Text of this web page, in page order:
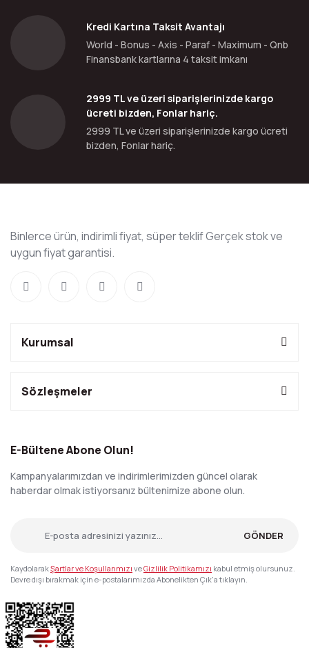
Kredi Kartına Taksit Avantajı
World - Bonus - Axis - Paraf - Maximum - Qnb
Finansbank kartlarına 4 taksit imkanı
2999 TL ve üzeri siparişlerinizde kargo
ücreti bizden, Fonlar hariç.
2999 TL ve üzeri siparişlerinizde kargo ücreti
bizden, Fonlar hariç.
Binlerce ürün, indirimli fiyat, süper teklif Gerçek stok ve
uygun fiyat garantisi.
Kurumsal
Sözleşmeler
E-Bültene Abone Olun!
Kampanyalarımızdan ve indirimlerimizden güncel olarak
haberdar olmak istiyorsanız bültenimize abone olun.
GÖNDER
KaydolarakŞartlar ve Koşullarımızı veGizlilik Politikamızı kabul etmiş olursunuz.
Devre dışı bırakmak için e-postalarımızda Abonelikten Çık'a tıklayın.